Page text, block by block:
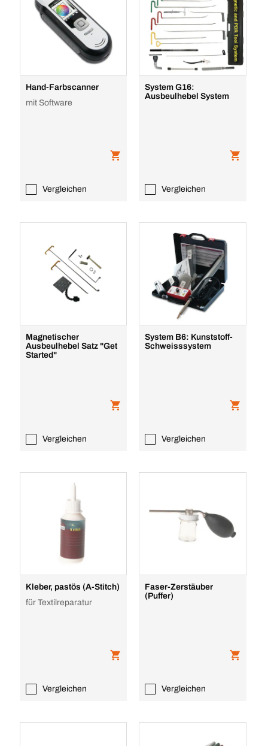
Hand-Farbscanner
mit Software
Vergleichen
System G16:
Ausbeulhebel System
Vergleichen
Magnetischer
Ausbeulhebel Satz "Get
Started"
Vergleichen
System B6: Kunststoff-
Schweisssystem
Vergleichen
Kleber, pastös (A-Stitch)
für Textilreparatur
Vergleichen
Faser-Zerstäuber
(Puffer)
Vergleichen